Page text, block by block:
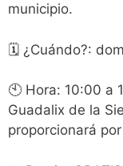
municipio.
🗓 ¿Cuándo?:
🕙 Hora: 10:00 a
Guadalix de la
proporcionará